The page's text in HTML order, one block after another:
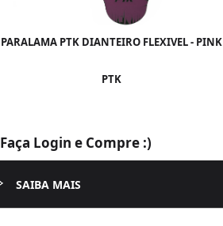
PARALAMA PTK DIANTEIRO FLEXIVEL - PINK
PTK
Faça Login e Compre :)
SAIBA MAIS